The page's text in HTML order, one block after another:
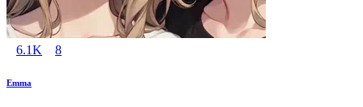
6.1K 8
Emma